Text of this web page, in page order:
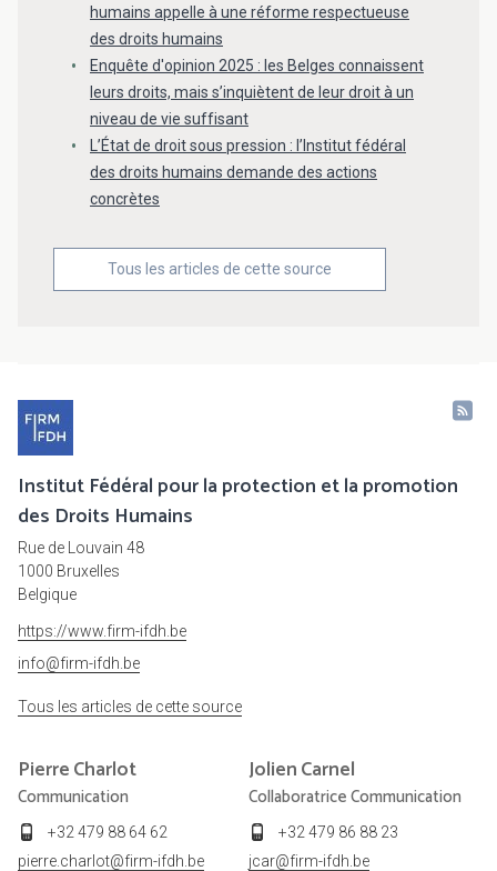
humains appelle à une réforme respectueuse
des droits humains
Enquête d'opinion 2025 : les Belges connaissent
leurs droits, mais s’inquiètent de leur droit à un
niveau de vie suffisant
L’État de droit sous pression : l’Institut fédéral
des droits humains demande des actions
concrètes
Tous les articles de cette source
Institut Fédéral pour la protection et la promotion
des Droits Humains
Rue de Louvain 48
1000 Bruxelles
Belgique
https://www.firm-ifdh.be
info@firm-ifdh.be
Tous les articles de cette source
PierreCharlot
Communication
+32 479 88 64 62
pierre.charlot@firm-ifdh.be
JolienCarnel
Collaboratrice Communication
+32 479 86 88 23
jcar@firm-ifdh.be